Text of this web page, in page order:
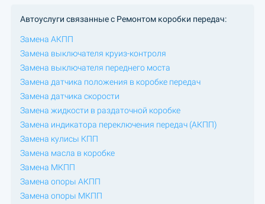
Автоуслуги связанные с Ремонтом коробки передач:
Замена АКПП
Замена выключателя круиз-контроля
Замена выключателя переднего моста
Замена датчика положения в коробке передач
Замена датчика скорости
Замена жидкости в раздаточной коробке
Замена индикатора переключения передач (АКПП)
Замена кулисы КПП
Замена масла в коробке
Замена МКПП
Замена опоры АКПП
Замена опоры МКПП